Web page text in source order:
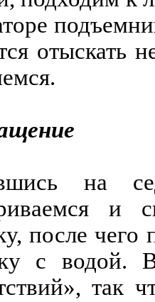
отыскать
на
и
после чего
с водой.
так